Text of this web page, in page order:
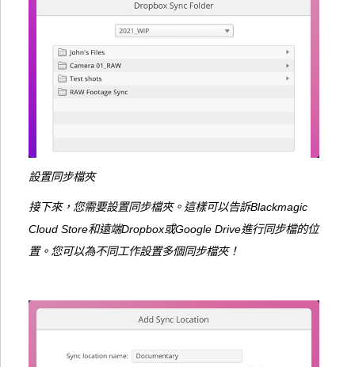
設置同步檔夾
接下來，您需要設置同步檔夾。這樣可以告訴Blackmagic
Cloud Store和遠端Dropbox或Google Drive進行同步檔的位
置。您可以為不同工作設置多個同步檔夾！